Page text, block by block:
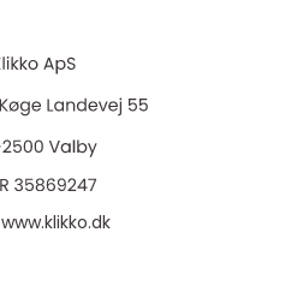
www.klikko.dk